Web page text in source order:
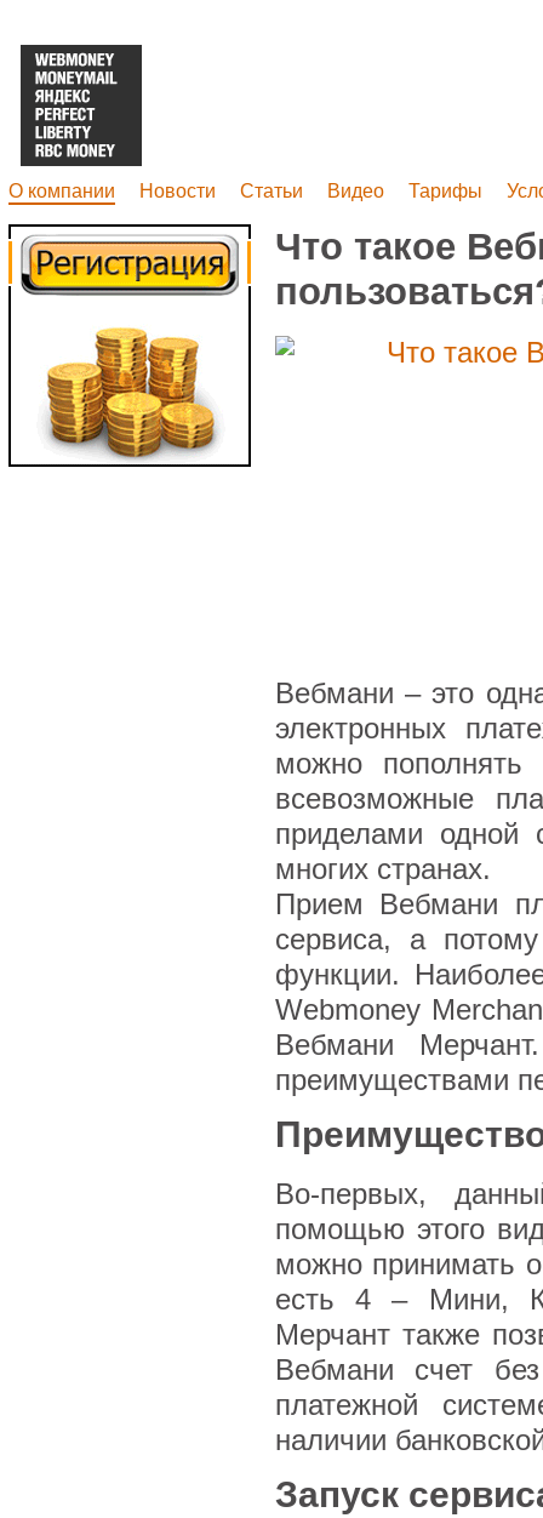
О компании Новости Статьи Видео Тарифы
Что такое
Вебмани – это
электронных
можно пополнять
всевозможные
приделами одной
многих странах.
Прием Вебмани
сервиса, а
функции.
Webmoney
Вебмани
преимуществами
Во-первых,
помощью этого
можно принимать
есть 4 – Мини,
Мерчант также
Вебмани счет
платежной
наличии
Запуск